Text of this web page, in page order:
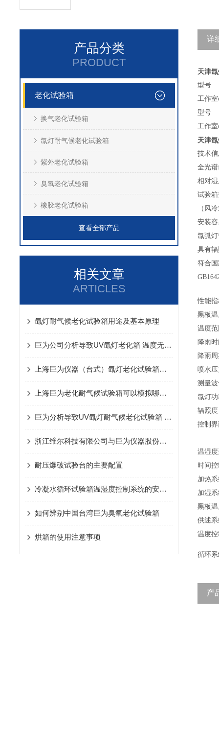
产品分类
PRODUCT
老化试验箱
换气老化试验箱
氙灯耐气候老化试验箱
紫外老化试验箱
臭氧老化试验箱
橡胶老化试验箱
查看全部产品
相关文章
ARTICLES
氙灯耐气候老化试验箱用途及基本原理
巨为公司分析导致UV氙灯老化箱 温度无法恒定的原因
上海巨为仪器（台式）氙灯老化试验箱的用途及特点
上海巨为老化耐气候试验箱可以模拟哪些环境
巨为分析导致UV氙灯耐气候老化试验箱 温度无法恒定的原因
浙江维尔科技有限公司与巨为仪器股份有限公司牵手合作
耐压爆破试验台的主要配置
冷凝水循环试验箱温湿度控制系统的安全保护装置
如何辨别中国台湾巨为臭氧老化试验箱
烘箱的使用注意事项
详
天津
型号
工作室
型号
工作室
天津
技术
全光
相对
试验
（风
安装
氙弧
具有
符合
性能
黑板
温度
降雨
降雨
喷水
测量
氙灯
辐照度
控制
温湿
时间
加热
加湿
黑板
供述
温度
循环
产